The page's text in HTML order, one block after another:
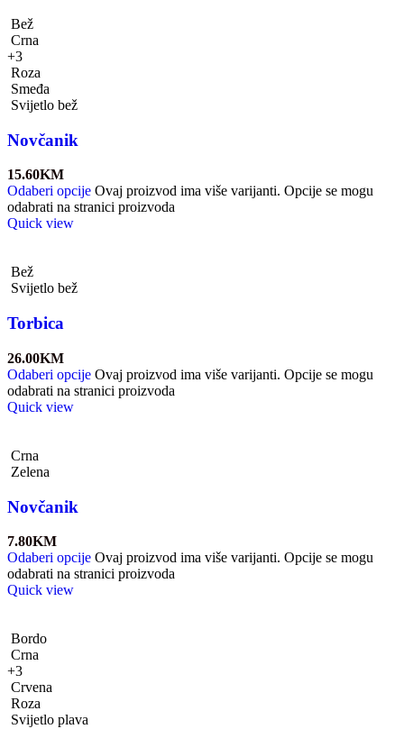
Bež
Crna
+3
Roza
Smeđa
Svijetlo bež
Novčanik
15.60KM
Odaberi opcije Ovaj proizvod ima više varijanti. Opcije se mogu
odabrati na stranici proizvoda
Quick view
Bež
Svijetlo bež
Torbica
26.00KM
Odaberi opcije Ovaj proizvod ima više varijanti. Opcije se mogu
odabrati na stranici proizvoda
Quick view
Crna
Zelena
Novčanik
7.80KM
Odaberi opcije Ovaj proizvod ima više varijanti. Opcije se mogu
odabrati na stranici proizvoda
Quick view
Bordo
Crna
+3
Crvena
Roza
Svijetlo plava